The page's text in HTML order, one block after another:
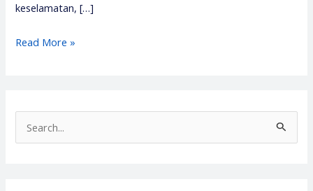
keselamatan, […]
Pelatihan
Keselamatan
Read More »
e